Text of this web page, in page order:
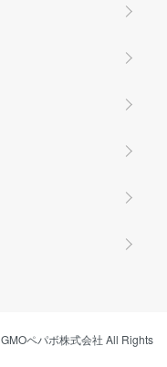
GMOペパボ株式会社 All Rights